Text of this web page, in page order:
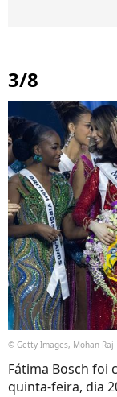
3/8
© Getty Images, Mohan Raj
Fátima Bosch foi
quinta-feira, dia